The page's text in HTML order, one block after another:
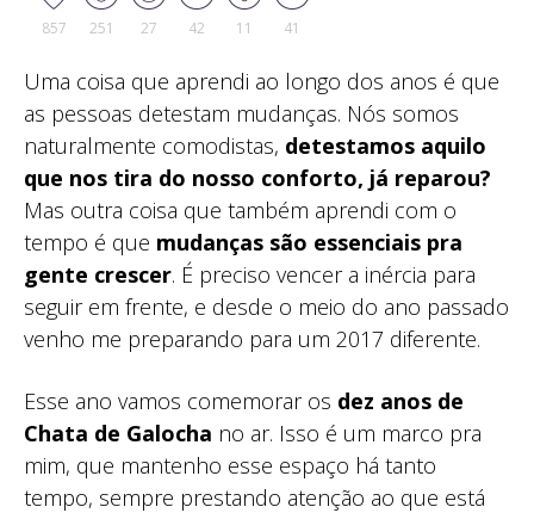
857 251 27 42 11 41
Uma coisa que aprendi ao longo dos anos é que
as pessoas detestam mudanças. Nós somos
naturalmente comodistas, detestamos aquilo
que nos tira do nosso conforto, já reparou?
Mas outra coisa que também aprendi com o
tempo é que mudanças são essenciais pra
gente crescer. É preciso vencer a inércia para
seguir em frente, e desde o meio do ano passado
venho me preparando para um 2017 diferente.
Esse ano vamos comemorar os dez anos de
Chata de Galocha no ar. Isso é um marco pra
mim, que mantenho esse espaço há tanto
tempo, sempre prestando atenção ao que está